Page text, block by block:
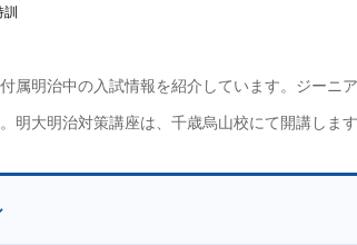
属明治中の入試情報を紹介しています。ジーニ
明大明治対策講座は、千歳烏山校にて開講します